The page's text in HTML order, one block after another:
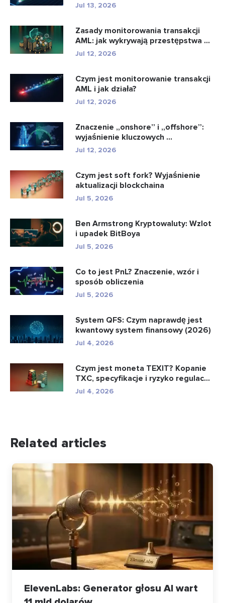
Jul 13, 2026
Zasady monitorowania transakcji
AML: jak wykrywają przestępstwa ...
Jul 12, 2026
Czym jest monitorowanie transakcji
AML i jak działa?
Jul 12, 2026
Znaczenie „onshore” i „offshore”:
wyjaśnienie kluczowych ...
Jul 12, 2026
Czym jest soft fork? Wyjaśnienie
aktualizacji blockchaina
Jul 5, 2026
Ben Armstrong Kryptowaluty: Wzlot
i upadek BitBoya
Jul 5, 2026
Co to jest PnL? Znaczenie, wzór i
sposób obliczenia
Jul 5, 2026
System QFS: Czym naprawdę jest
kwantowy system finansowy (2026)
Jul 4, 2026
Czym jest moneta TEXIT? Kopanie
TXC, specyfikacje i ryzyko regulac...
Jul 4, 2026
Related articles
ElevenLabs: Generator głosu AI wart